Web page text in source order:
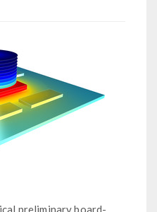
preliminary board-